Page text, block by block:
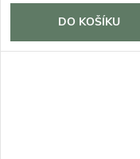
DO KOŠÍKU